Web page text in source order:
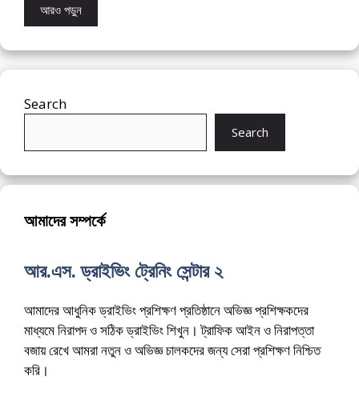
আরও পড়ুন
Search
Search
আমাদের সম্পর্কে
আর.এস. ড্রাইভিং ট্রেনিং সেন্টার ২
আমাদের আধুনিক ড্রাইভিং প্রশিক্ষণ প্রতিষ্ঠানে অভিজ্ঞ প্রশিক্ষকদের
মাধ্যমে নিরাপদ ও সঠিক ড্রাইভিং শিখুন। ট্রাফিক আইন ও নিরাপত্তা
বজায় রেখে আমরা নতুন ও অভিজ্ঞ চালকদের জন্য সেরা প্রশিক্ষণ নিশ্চিত
করি।